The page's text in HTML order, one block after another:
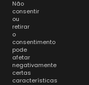
Não
consentir
ou
retirar
o
consentimento
pode
afetar
negativamente
certas
características